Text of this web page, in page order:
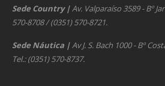
Sede Country |Av. Valparaíso 3589 - Bº
570-8708 / (0351) 570-8721.
Sede Náutica |Av J. S. Bach 1000 - Bº
Tel.: (0351) 570-8737.